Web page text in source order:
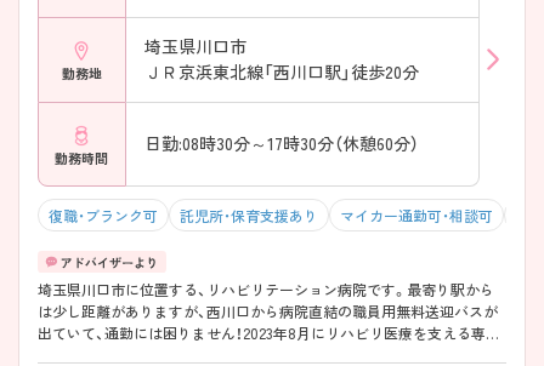
勤務地
埼玉県川口市
ＪＲ京浜東北線「西川口駅」徒歩20分
勤務時間
日勤:08時30分～17時30分（休憩60分）
復職・ブランク可 託児所・保育支援あり マイカー通勤可・相談可
埼玉県川口市に位置する、リハビリテーション病院です。最寄り駅から
は少し距離がありますが、西川口から病院直結の職員用無料送迎バスが
出ていて、通勤には困りません！2023年8月にリハビリ医療を支える専門